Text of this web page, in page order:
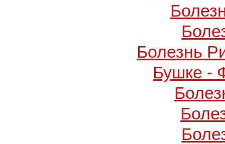
Болезнь
Бушке -